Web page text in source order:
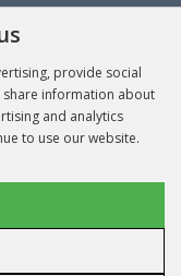
Atlikta
provide social
share information about
and analytics
to use our website.